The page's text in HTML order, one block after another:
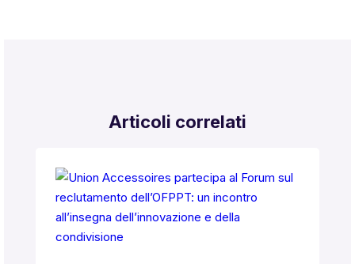
Articoli correlati